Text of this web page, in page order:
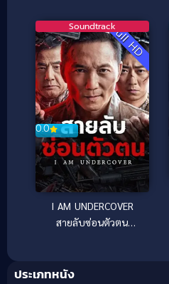
Full HD
0.0
Soundtrack
I AM UNDERCOVER
สายลับซ่อนตัวตน
ประเภทหนัง